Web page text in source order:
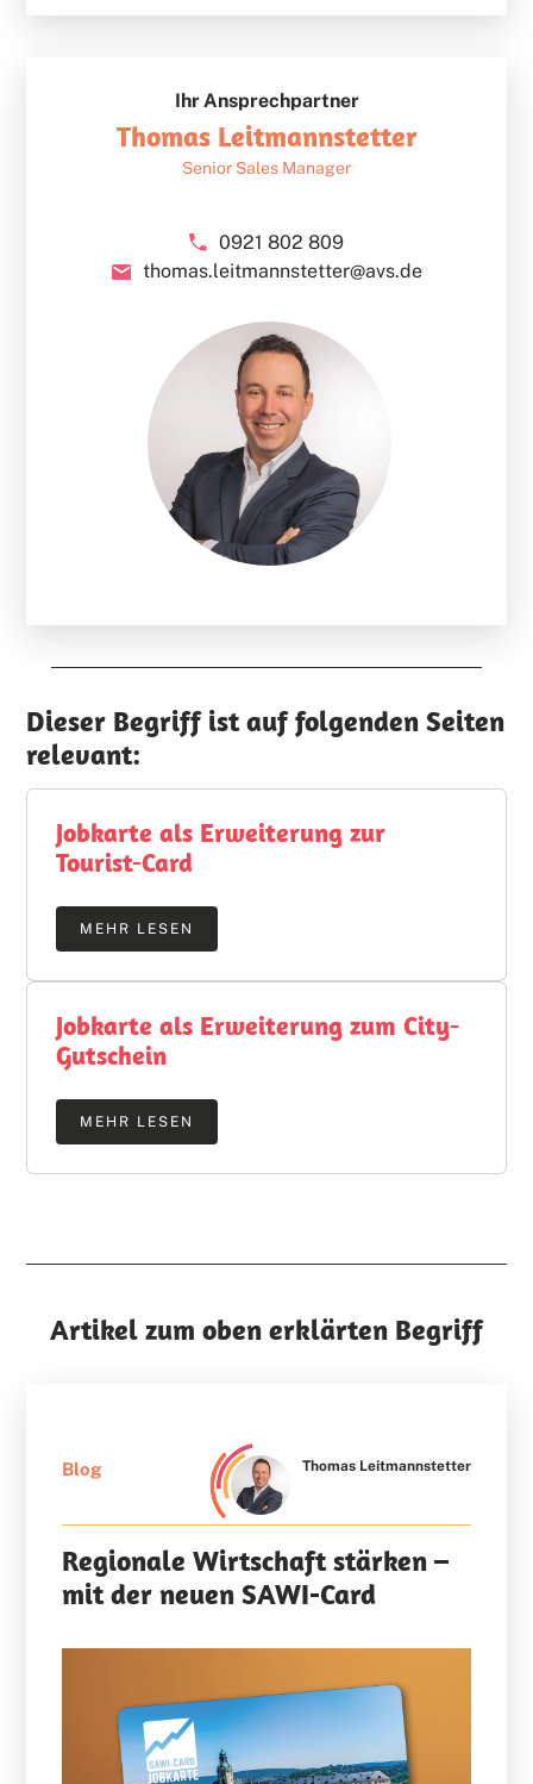
Ihr Ansprechpartner
Thomas Leitmannstetter
Senior Sales Manager
0921 802 809
thomas.leitmannstetter@avs.de
Dieser Begriff ist auf folgenden Seiten
relevant:
Jobkarte als Erweiterung zur
Tourist-Card
MEHR LESEN
Jobkarte als Erweiterung zum City-
Gutschein
MEHR LESEN
Artikel zum oben erklärten Begriff
Blog Thomas Leitmannstetter
Regionale Wirtschaft stärken –
mit der neuen SAWI-Card